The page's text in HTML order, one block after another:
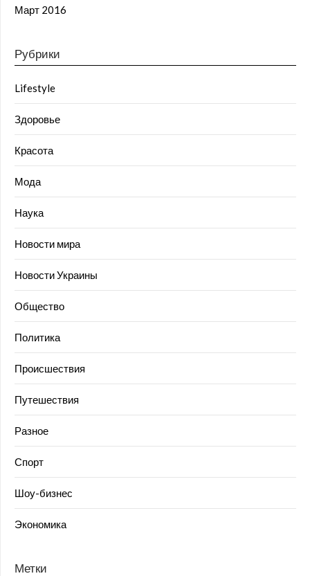
Март 2016
Рубрики
Lifestyle
Здоровье
Красота
Мода
Наука
Новости мира
Новости Украины
Общество
Политика
Происшествия
Путешествия
Разное
Спорт
Шоу-бизнес
Экономика
Метки